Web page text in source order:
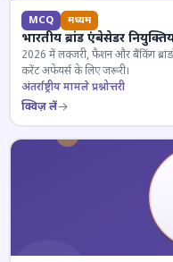
MCQ मध्यम
भारतीय ब्रांड एंबेसेडर
2026 में लक्जरी, फैशन और बैंकिंग
करेंट अफेयर्स के लिए जरूरी।
अंतर्राष्ट्रीय मामले प्रश्नोत्तरी
क्विज़ लें